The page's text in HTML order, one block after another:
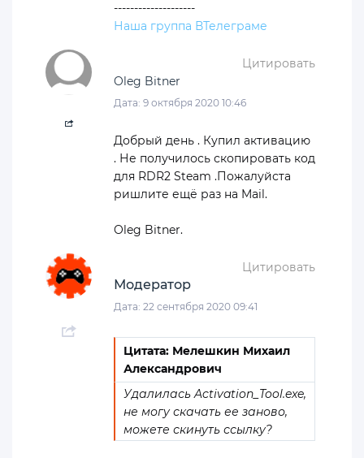
--------------------
Наша группа ВТелеграме
Цитировать
Oleg Bitner
Дата: 9 октября 2020 10:46
Добрый день . Купил активацию
. Не получилось скопировать код
для RDR2 Steam .Пожалуйста
ришлите ещё раз на Mail.
Oleg Bitner.
Цитировать
Модератор
Дата: 22 сентября 2020 09:41
Цитата: Мелешкин Михаил
Александрович
Удалилась Activation_Tool.exe,
не могу скачать ее заново,
можете скинуть ссылку?